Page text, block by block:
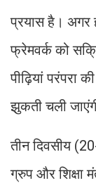
प्रयास है। अगर
फ्रेमवर्क को
पीढ़ियां परंपरा
झुकती चली
तीन दिवसीय
ग्रुप और शिक्षा